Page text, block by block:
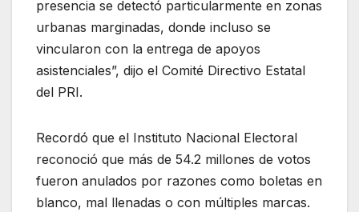
presencia se detectó particularmente en zonas
urbanas marginadas, donde incluso se
vincularon con la entrega de apoyos
asistenciales”, dijo el Comité Directivo Estatal
del PRI.
Recordó que el Instituto Nacional Electoral
reconoció que más de 54.2 millones de votos
fueron anulados por razones como boletas en
blanco, mal llenadas o con múltiples marcas.